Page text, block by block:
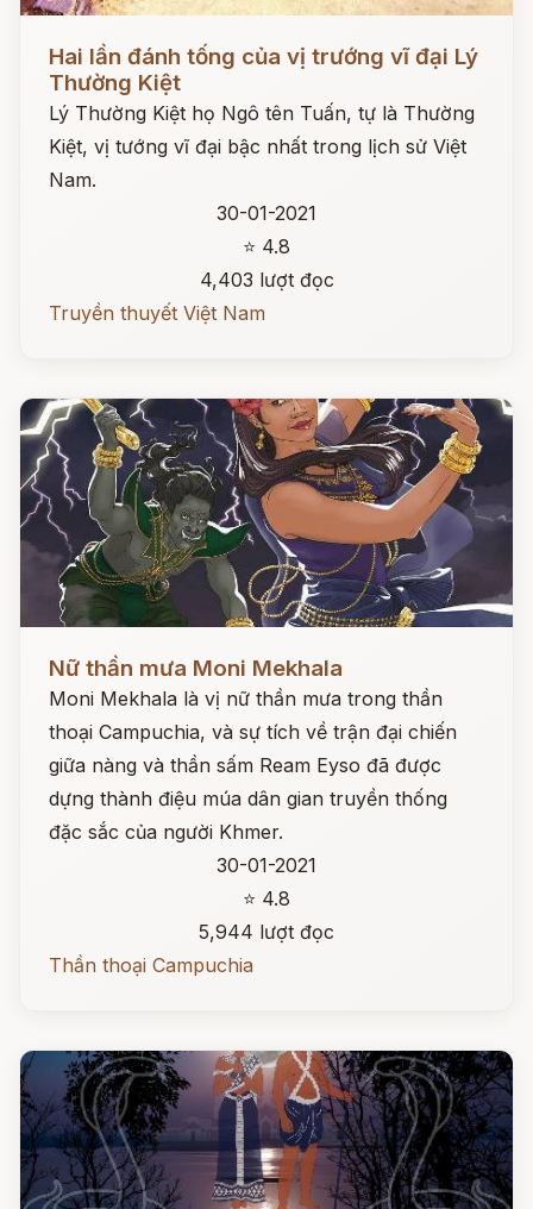
Đọc ngay
Hai lần đánh tống của vị trướng vĩ đại Lý
Thường Kiệt
Lý Thường Kiệt họ Ngô tên Tuấn, tự là Thường
Kiệt, vị tướng vĩ đại bậc nhất trong lịch sử Việt
Nam.
30-01-2021
⭐ 4.8
4,403 lượt đọc
Truyền thuyết Việt Nam
Nữ thần mưa Moni Mekhala
Moni Mekhala là vị nữ thần mưa trong thần
thoại Campuchia, và sự tích về trận đại chiến
giữa nàng và thần sấm Ream Eyso đã được
dựng thành điệu múa dân gian truyền thống
đặc sắc của người Khmer.
30-01-2021
⭐ 4.8
5,944 lượt đọc
Thần thoại Campuchia